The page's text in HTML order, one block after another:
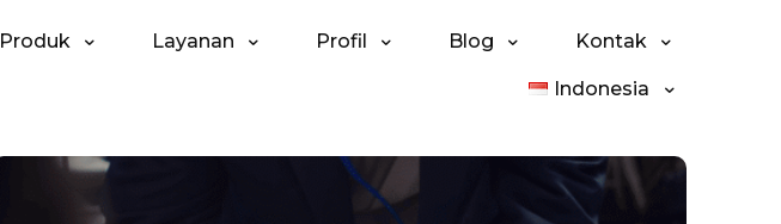
Produk Layanan Profil Blog Kontak
Indonesia